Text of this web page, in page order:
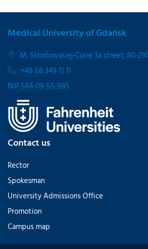
Medical University of Gdańsk
M. Skłodowskiej-Curie 3a street, 80-
+48 58 349 11 11
NIP 584-09-55-985
Contact us
Rector
Spokesman
University Admissions Office
Promotion
Campus map